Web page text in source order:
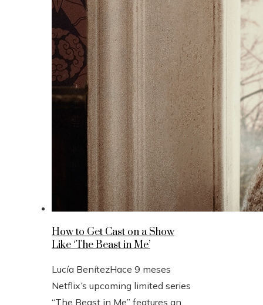
How to Get Cast on a Show
Like ‘The Beast in Me’
Lucía BenítezHace 9 meses
Netflix’s upcoming limited series
“The Beast in Me” features an